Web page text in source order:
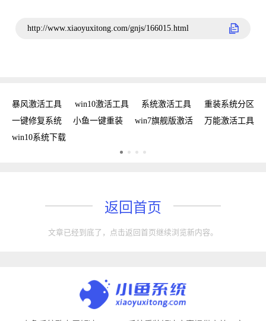
http://www.xiaoyuxitong.com/gnjs/166015.html
暴风激活工具 win10激活工具 系统激活工具
重装系统分区
一键修复系统
小鱼一键重装 win7旗舰版激活
万能激活工具
win10系统下载
返回首页
文章已经到底了，点击返回首页继续浏览新内容。